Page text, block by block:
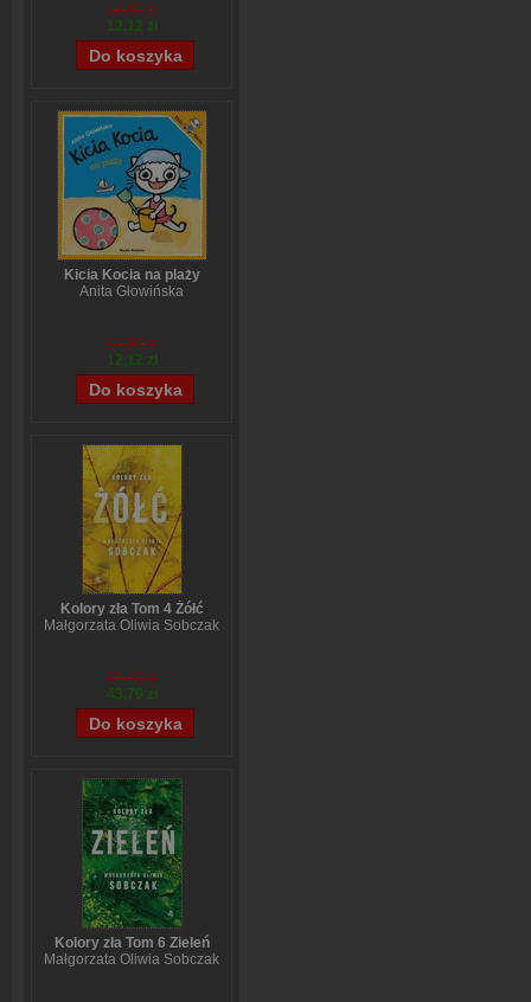
14,90 zł
12,12 zł
Kicia Kocia na plaży
Anita Głowińska
14,90 zł
12,12 zł
Kolory zła Tom 4 Żółć
Małgorzata Oliwia Sobczak
54,49 zł
43,79 zł
Kolory zła Tom 6 Zieleń
Małgorzata Oliwia Sobczak